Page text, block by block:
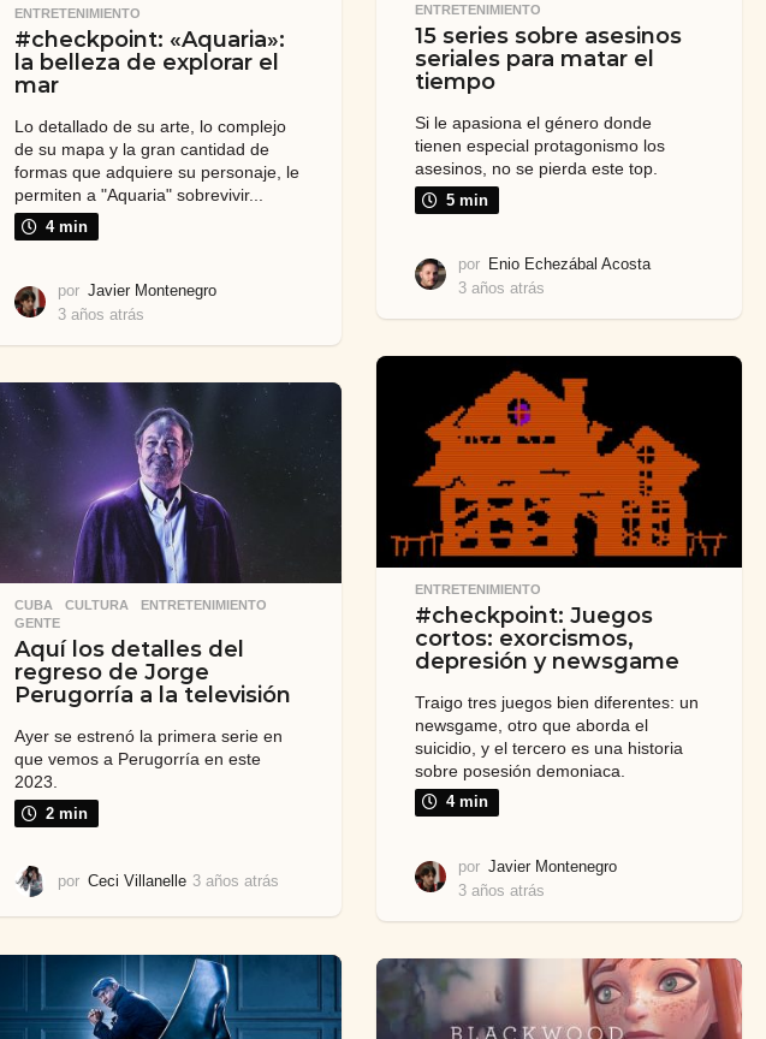
ENTRETENIMIENTO
#checkpoint: «Aquaria»:
la belleza de explorar el
mar
Lo detallado de su arte, lo complejo
de su mapa y la gran cantidad de
formas que adquiere su personaje, le
permiten a "Aquaria" sobrevivir...
4 min
por Javier Montenegro
3 años atrás
o
s
a
t
r
á
s
ENTRETENIMIENTO
15 series sobre asesinos
seriales para matar el
tiempo
Si le apasiona el género donde
tienen especial protagonismo los
asesinos, no se pierda este top.
5 min
por Enio Echezábal Acosta
3 años atrás
o
a
r
á
s
ENTRETENIMIENTO
#checkpoint: Juegos
cortos: exorcismos,
depresión y newsgame
Traigo tres juegos bien diferentes: un
newsgame, otro que aborda el
suicidio, y el tercero es una historia
sobre posesión demoniaca.
4 min
por Javier Montenegro
3 años atrás
o
t
CUBA ,CULTURA ,ENTRETENIMIENTO
GENTE
Aquí los detalles del
regreso de Jorge
Perugorría a la televisión
Ayer se estrenó la primera serie en
que vemos a Perugorría en este
2023.
2 min
por Ceci Villanelle 3 años atrás
t